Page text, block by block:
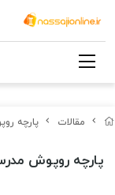
مقالات پارچه
پارچه روپوش